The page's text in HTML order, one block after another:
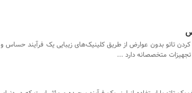
تاتو بدون عوارض از طریق کلینیک‌های زیبایی یک فرآیند حساس و
متخصصانه دارد ...